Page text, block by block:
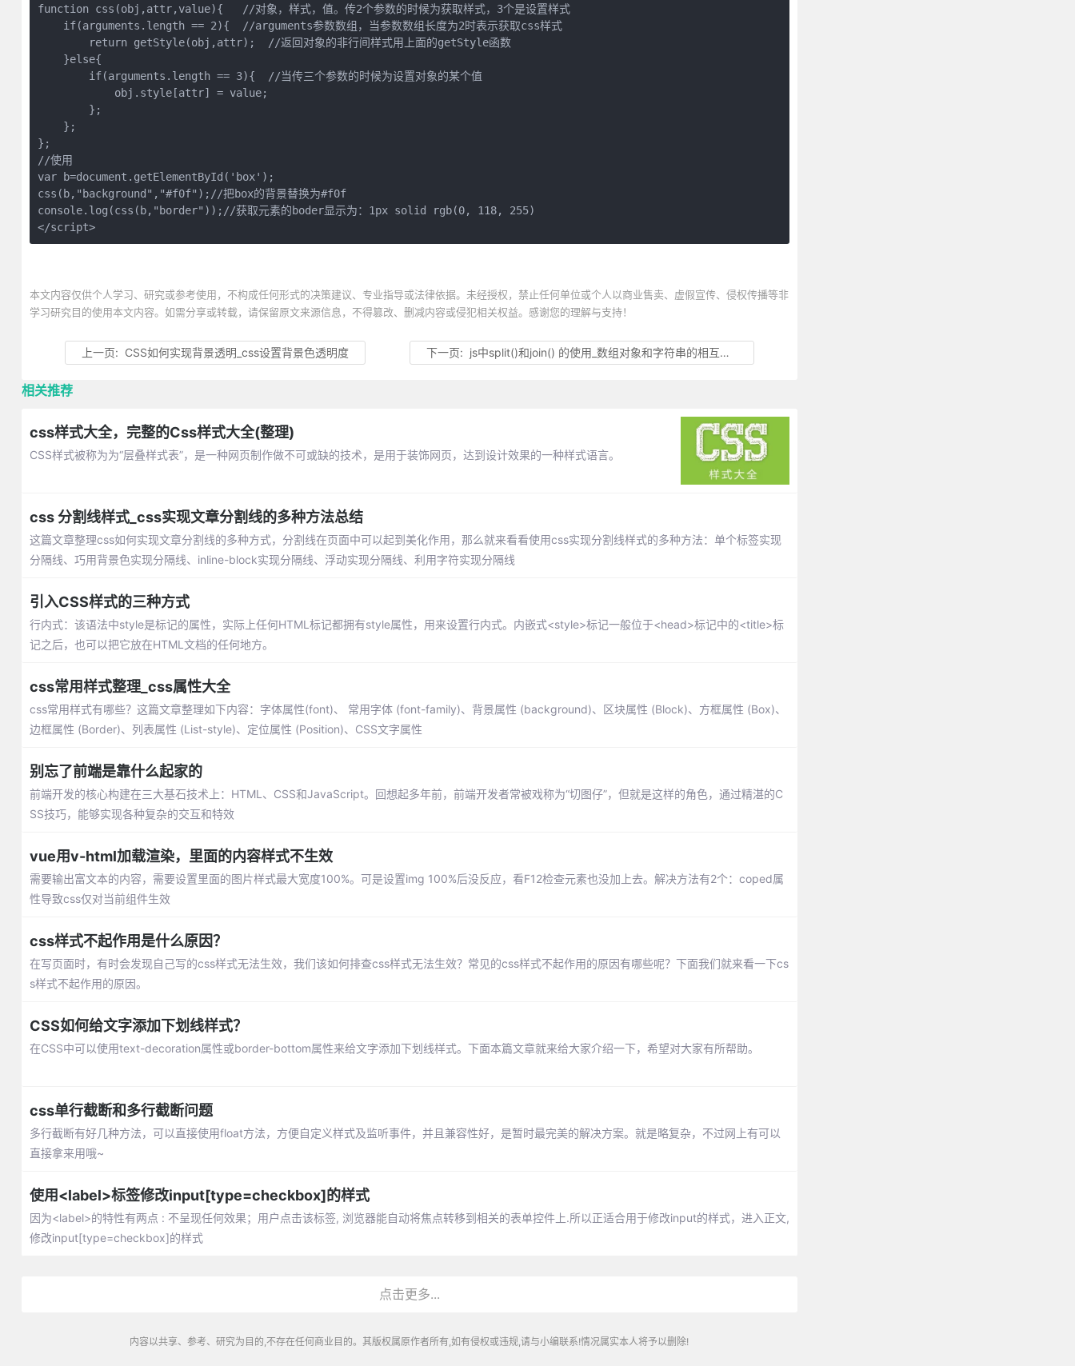
function css(obj,attr,value){   //对象，样式，值。传2个参数的时候为获取样式，3个是设置样式
    if(arguments.length == 2){  //arguments参数数组，当参数数组长度为2时表示获取css样式
        return getStyle(obj,attr);  //返回对象的非行间样式用上面的getStyle函数
    }else{
        if(arguments.length == 3){  //当传三个参数的时候为设置对象的某个值
            obj.style[attr] = value;
        };
    };
};
//使用
var b=document.getElementById('box');
css(b,"background","#f0f");//把box的背景替换为#f0f
console.log(css(b,"border"));//获取元素的boder显示为：1px solid rgb(0, 118, 255)
</script>
本文内容仅供个人学习、研究或参考使用，不构成任何形式的决策建议、专业指导或法律依据。未经授权，禁止任何单位或个人以商业售卖、虚假宣传、侵权传播等非
学习研究目的使用本文内容。如需分享或转载，请保留原文来源信息，不得篡改、删减内容或侵犯相关权益。感谢您的理解与支持！
上一页: CSS如何实现背景透明_css设置背景色透明度 下一页: js中split()和join() 的使用_数组对象和字符串的相互转换
相关推荐
css样式大全，完整的Css样式大全(整理)
CSS样式被称为为“层叠样式表”，是一种网页制作做不可或缺的技术，是用于装饰网页，达到设计效果的一种样式语言。
css 分割线样式_css实现文章分割线的多种方法总结
这篇文章整理css如何实现文章分割线的多种方式，分割线在页面中可以起到美化作用，那么就来看看使用css实现分割线样式的多种方法：单个标签实现
分隔线、巧用背景色实现分隔线、inline-block实现分隔线、浮动实现分隔线、利用字符实现分隔线
引入CSS样式的三种方式
行内式：该语法中style是标记的属性，实际上任何HTML标记都拥有style属性，用来设置行内式。内嵌式<style>标记一般位于<head>标记中的<title>标
记之后，也可以把它放在HTML文档的任何地方。
css常用样式整理_css属性大全
css常用样式有哪些？这篇文章整理如下内容：字体属性(font)、 常用字体 (font-family)、背景属性 (background)、区块属性 (Block)、方框属性 (Box)、
边框属性 (Border)、列表属性 (List-style)、定位属性 (Position)、CSS文字属性
别忘了前端是靠什么起家的
前端开发的核心构建在三大基石技术上：HTML、CSS和JavaScript。回想起多年前，前端开发者常被戏称为“切图仔”，但就是这样的角色，通过精湛的C
SS技巧，能够实现各种复杂的交互和特效
vue用v-html加载渲染，里面的内容样式不生效
需要输出富文本的内容，需要设置里面的图片样式最大宽度100%。可是设置img 100%后没反应，看F12检查元素也没加上去。解决方法有2个：coped属
性导致css仅对当前组件生效
css样式不起作用是什么原因？
在写页面时，有时会发现自己写的css样式无法生效，我们该如何排查css样式无法生效？常见的css样式不起作用的原因有哪些呢？下面我们就来看一下cs
s样式不起作用的原因。
CSS如何给文字添加下划线样式？
在CSS中可以使用text-decoration属性或border-bottom属性来给文字添加下划线样式。下面本篇文章就来给大家介绍一下，希望对大家有所帮助。
css单行截断和多行截断问题
多行截断有好几种方法，可以直接使用float方法，方便自定义样式及监听事件，并且兼容性好，是暂时最完美的解决方案。就是略复杂，不过网上有可以
直接拿来用哦~
使用<label>标签修改input[type=checkbox]的样式
因为<label>的特性有两点 : 不呈现任何效果；用户点击该标签, 浏览器能自动将焦点转移到相关的表单控件上.所以正适合用于修改input的样式，进入正文,
修改input[type=checkbox]的样式
点击更多...
内容以共享、参考、研究为目的,不存在任何商业目的。其版权属原作者所有,如有侵权或违规,请与小编联系!情况属实本人将予以删除!